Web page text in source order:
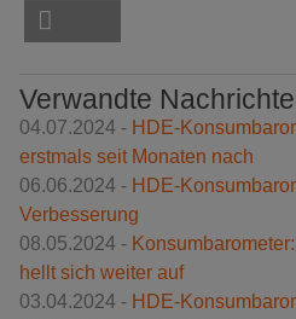
Verwandte
04.07.2024 - HDE-
erstmals seit Monaten nach
06.06.2024 - HDE-
Verbesserung
08.05.2024 -
hellt sich weiter auf
03.04.2024 - HDE-